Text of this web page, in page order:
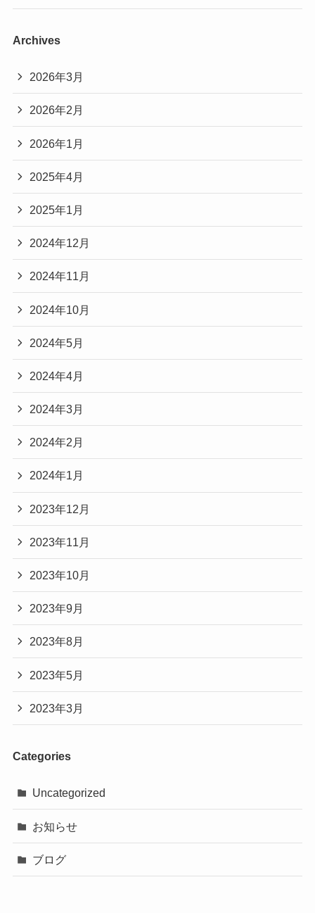
Archives
2026年3月
2026年2月
2026年1月
2025年4月
2025年1月
2024年12月
2024年11月
2024年10月
2024年5月
2024年4月
2024年3月
2024年2月
2024年1月
2023年12月
2023年11月
2023年10月
2023年9月
2023年8月
2023年5月
2023年3月
Categories
Uncategorized
お知らせ
ブログ